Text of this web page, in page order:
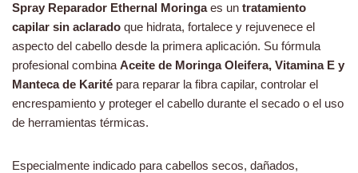
Spray Reparador Ethernal Moringaes un tratamiento
capilar sin aclarado que hidrata, fortalece y rejuvenece el
aspecto del cabello desde la primera aplicación. Su fórmula
profesional combina Aceite de Moringa Oleifera, Vitamina E y
Manteca de Karité para reparar la fibra capilar, controlar el
encrespamiento y proteger el cabello durante el secado o el uso
de herramientas térmicas.
Especialmente indicado para cabellos secos, dañados,